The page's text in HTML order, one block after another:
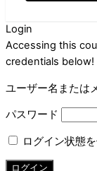
Login
Accessing this
credentials below!
ユーザー名または
パスワード
ログイン状態